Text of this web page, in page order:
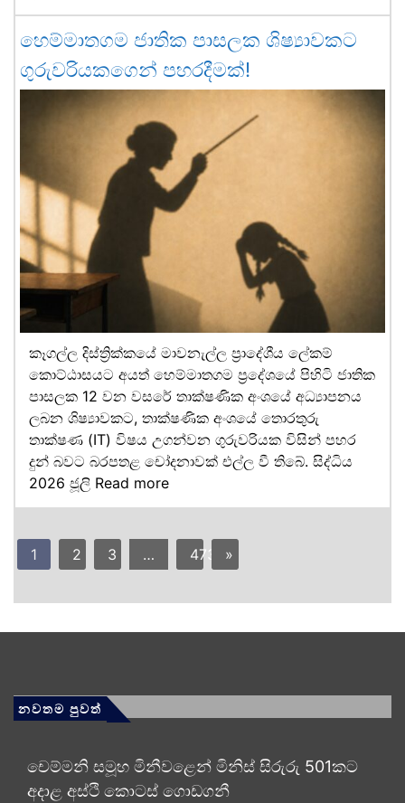
හෙම්මාතගම ජාතික පාසලක ශිෂ්‍යාවකට
ගුරුවරියකගෙන් පහරදීමක්!
කෑගල්ල දිස්ත්‍රික්කයේ මාවනැල්ල ප්‍රාදේශීය ලේකම්
කොට්ඨාසයට අයත් හෙම්මාතගම ප්‍රදේශයේ පිහිටි ජාතික
පාසලක 12 වන වසරේ තාක්ෂණික අංශයේ අධ්‍යාපනය
ලබන ශිෂ්‍යාවකට, තාක්ෂණික අංශයේ තොරතුරු
තාක්ෂණ (IT) විෂය උගන්වන ගුරුවරියක විසින් පහර
දුන් බවට බරපතළ චෝදනාවක් එල්ල වී තිබේ. සිද්ධිය
2026 ජූලි Read more
1 2 3 … 473 »
නවතම පුවත්
චෙම්මනි සමූහ මිනීවළෙන් මිනිස් සිරුරු 501කට
අදාළ අස්ථි කොටස් ගොඩගනී